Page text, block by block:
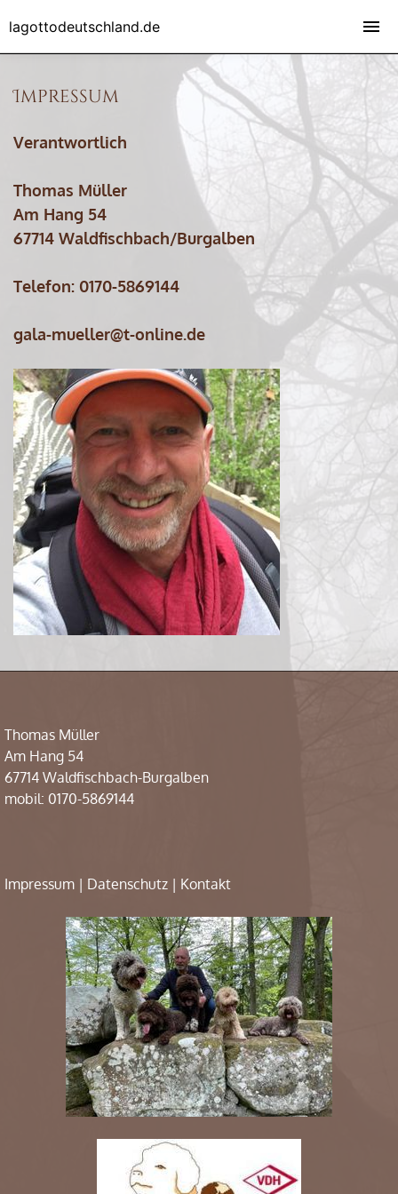
Impressum
Verantwortlich
Thomas Müller
Am Hang 54
67714 Waldfischbach/Burgalben
Telefon: 0170-5869144
gala-mueller@t-online.de
Thomas Müller
Am Hang 54
67714 Waldfischbach-Burgalben
mobil: 0170-5869144
Impressum | Datenschutz | Kontakt
lagottodeutschland.de